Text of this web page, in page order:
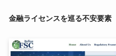
金融ライセンスを巡る不安要素